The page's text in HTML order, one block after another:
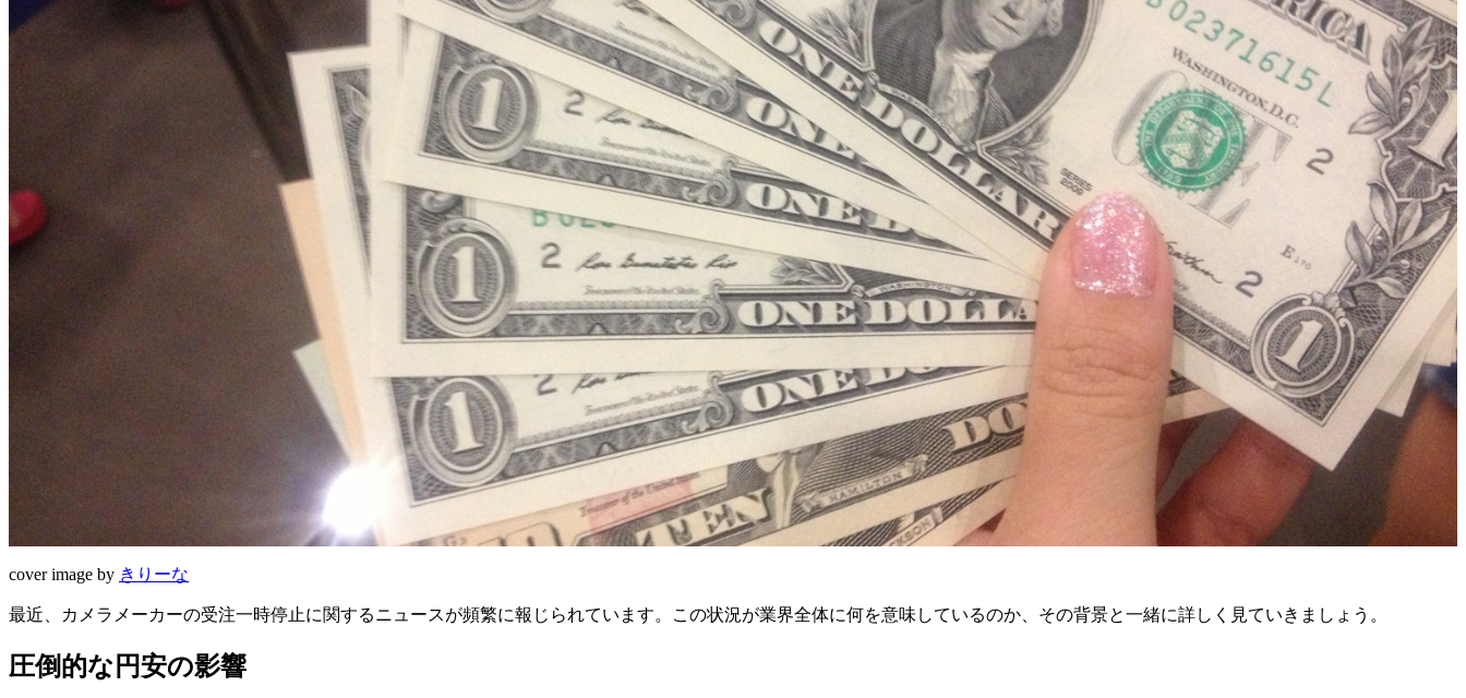
cover image by きりーな
最近、カメラメーカーの受注一時停止に関するニュースが頻繁に報じられています。この状況が業界全体に何を意味しているのか、その背景と一緒に詳しく見ていきましょう。
圧倒的な円安の影響